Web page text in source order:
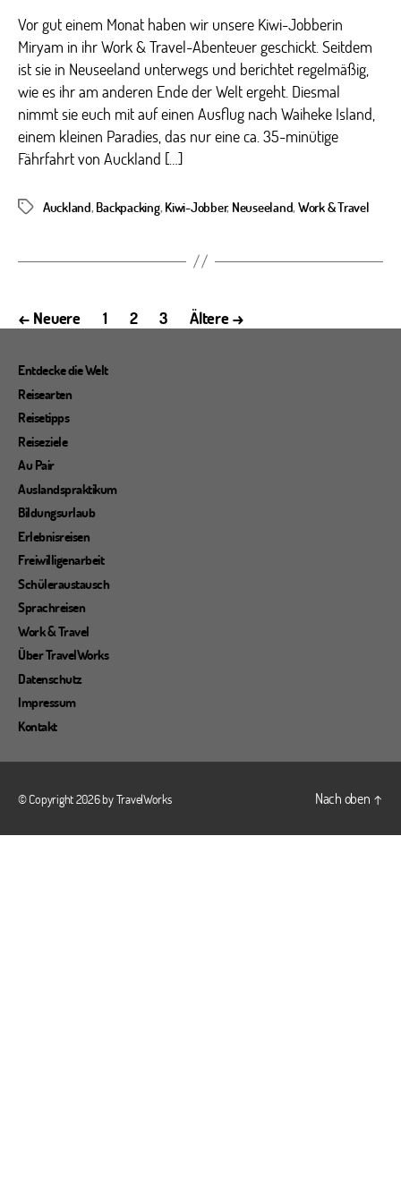
Vor gut einem Monat haben wir unsere Kiwi-Jobberin
Miryam in ihr Work & Travel-Abenteuer geschickt. Seitdem
ist sie in Neuseeland unterwegs und berichtet regelmäßig,
wie es ihr am anderen Ende der Welt ergeht. Diesmal
nimmt sie euch mit auf einen Ausflug nach Waiheke Island,
einem kleinen Paradies, das nur eine ca. 35-minütige
Fährfahrt von Auckland […]
Schlagwörter
Auckland, Backpacking, Kiwi-Jobber, Neuseeland, Work & Travel
Seitennummerierung
Beiträge
← Neuere 1 2 3 Ältere→
Entdecke die Welt
Reisearten
Reisetipps
Reiseziele
Au Pair
Auslandspraktikum
Bildungsurlaub
Erlebnisreisen
Freiwilligenarbeit
Schüleraustausch
Sprachreisen
Work & Travel
Über TravelWorks
Datenschutz
Impressum
Kontakt
© Copyright 2026 byTravelWorks Nach oben ↑